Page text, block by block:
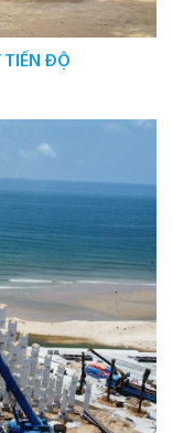
TIẾN ĐỘ